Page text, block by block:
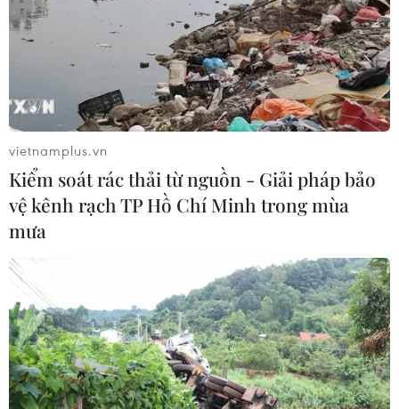
Hoa hậu Di sản toàn cầu 2026
05/08/2026 11:01
Đà Nẵng chi gần 38 tỷ đồng trang trí
Tết Đinh Mùi 2027
05/08/2026 10:58
Giới thiệu Bộ sách Tuyển tập các tác
phẩm chọn lọc của Tổng Tư lệnh
Fidel Castro Ruz
05/08/2026 10:10
Đưa tranh AI vào nhóm nguy cơ cần
ngăn chặn để bảo vệ di sản nghề làm
vietnamplus.vn
Kiểm soát rác thải từ nguồn - Giải pháp bảo
vệ kênh rạch TP Hồ Chí Minh trong mùa
mưa